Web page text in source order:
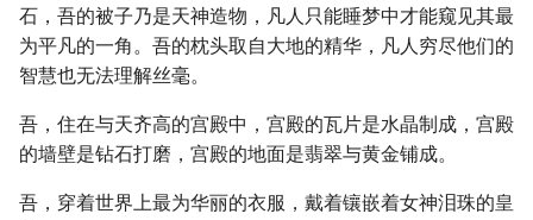
石，吾的被子乃是天神造物，凡人只能睡梦中才能窥见其最
为平凡的一角。吾的枕头取自大地的精华，凡人穷尽他们的
智慧也无法理解丝毫。
吾，住在与天齐高的宫殿中，宫殿的瓦片是水晶制成，宫殿
的墙壁是钻石打磨，宫殿的地面是翡翠与黄金铺成。
吾，穿着世界上最为华丽的衣服，戴着镶嵌着女神泪珠的皇